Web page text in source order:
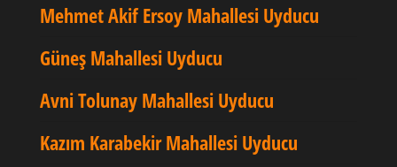
Mehmet Akif Ersoy Mahallesi Uyducu
Güneş Mahallesi Uyducu
Avni Tolunay Mahallesi Uyducu
Kazım Karabekir Mahallesi Uyducu